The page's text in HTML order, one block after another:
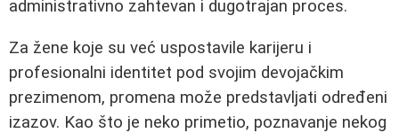
administrativno zahtevan i dugotrajan proces.
Za žene koje su već uspostavile karijeru i
profesionalni identitet pod svojim devojačkim
prezimenom, promena može predstavljati određeni
izazov. Kao što je neko primetio, poznavanje nekog